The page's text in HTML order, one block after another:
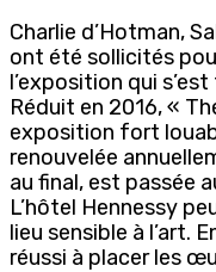
Charlie d’Hotman,
ont été sollicités
l’exposition qui
Réduit en 2016, «
exposition fort
renouvelée
au final, est passée
L’hôtel Hennessy
lieu sensible à l’art.
réussi à placer les